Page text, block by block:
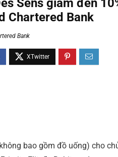
Sens giảm đến
Chartered Bank
Bank
bao gồm đồ uống) cho